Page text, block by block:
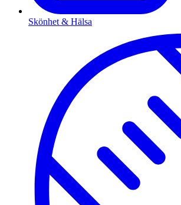
Skönhet & Hälsa